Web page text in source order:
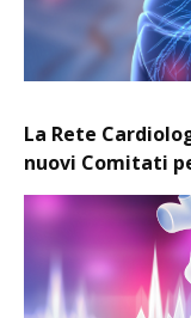
La Rete
nuovi Comitati